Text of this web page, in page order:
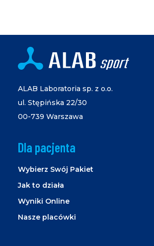
ALAB Laboratoria sp. z o.o.
ul. Stępińska 22/30
00-739 Warszawa
Dla pacjenta
Wybierz Swój Pakiet
Jak to działa
Wyniki Online
Nasze placówki